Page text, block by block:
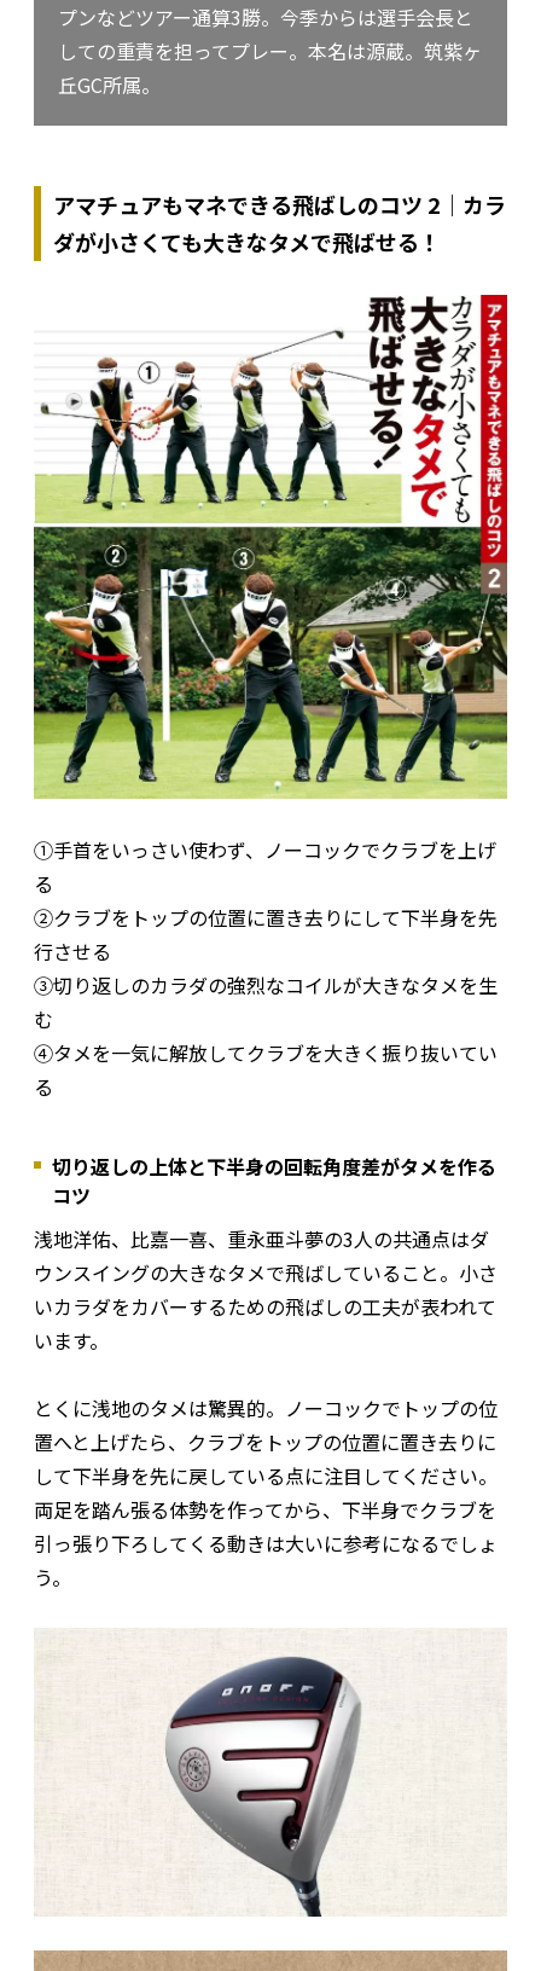
プンなどツアー通算3勝。今季からは選手会長と
しての重責を担ってプレー。本名は源蔵。筑紫ヶ
丘GC所属。
アマチュアもマネできる飛ばしのコツ 2｜カラ
ダが小さくても大きなタメで飛ばせる！
①手首をいっさい使わず、ノーコックでクラブを上げ
る
②クラブをトップの位置に置き去りにして下半身を先
行させる
③切り返しのカラダの強烈なコイルが大きなタメを生
む
④タメを一気に解放してクラブを大きく振り抜いてい
る
切り返しの上体と下半身の回転角度差がタメを作る
コツ
浅地洋佑、比嘉一喜、重永亜斗夢の3人の共通点はダ
ウンスイングの大きなタメで飛ばしていること。小さ
いカラダをカバーするための飛ばしの工夫が表われて
います。
とくに浅地のタメは驚異的。ノーコックでトップの位
置へと上げたら、クラブをトップの位置に置き去りに
して下半身を先に戻している点に注目してください。
両足を踏ん張る体勢を作ってから、下半身でクラブを
引っ張り下ろしてくる動きは大いに参考になるでしょ
う。